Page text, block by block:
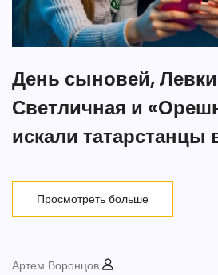
День сыновей,
Светличная и
искали татарстанцы
Просмотреть больше
Артем Воронцов